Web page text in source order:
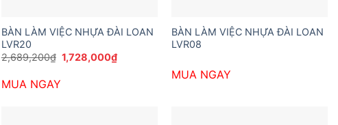
BÀN LÀM VIỆC NHỰA ĐÀI LOAN
LVR20
2,689,200₫ Giá
gốc
1,728,000₫Giá
MUA NGAY
BÀN LÀM VIỆC NHỰA ĐÀI LOAN
LVR08
MUA NGAY